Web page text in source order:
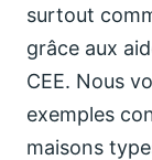
surtout
grâce aux
CEE. Nous
exemples
maisons